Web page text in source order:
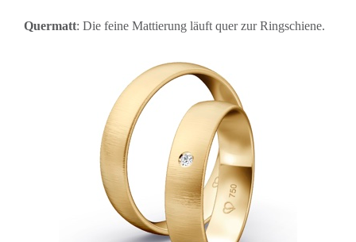
Quermatt: Die feine Mattierung läuft quer zur Ringschiene.